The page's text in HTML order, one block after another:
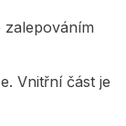
Vnitřní část je